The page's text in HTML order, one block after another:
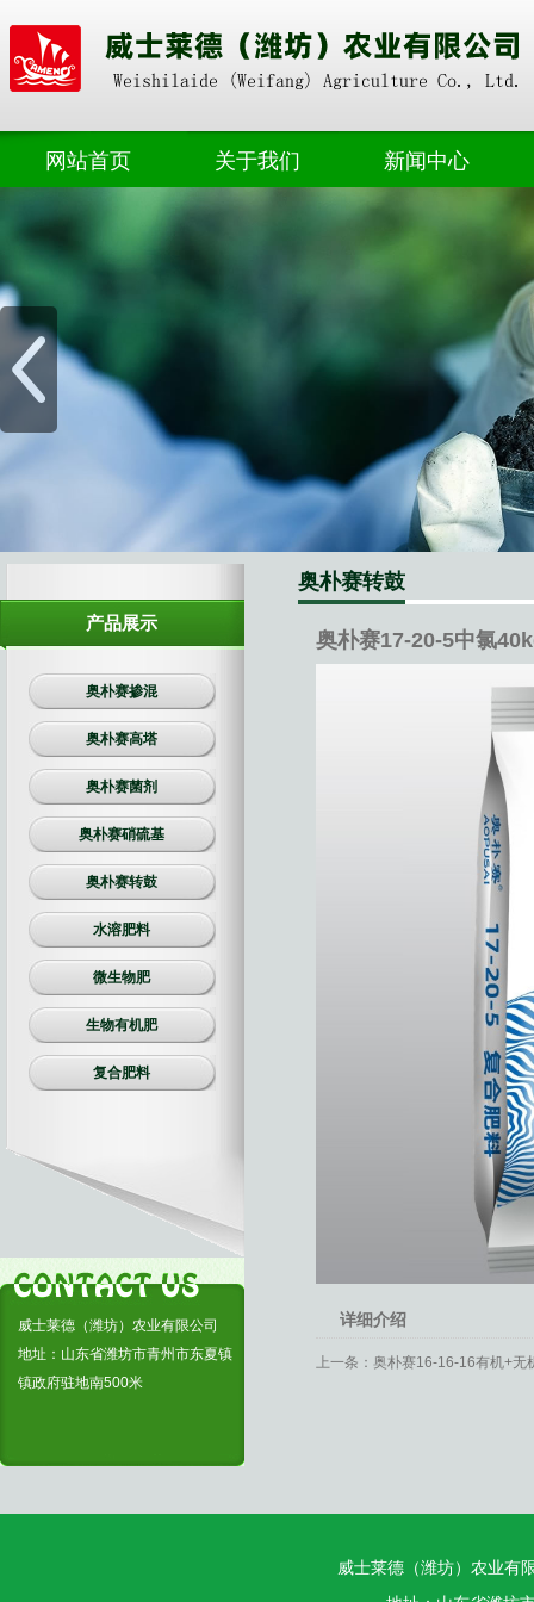
网站首页 关于我们 新闻中心
业界资讯
奥朴赛高塔
奥朴赛菌剂
奥朴赛硝硫基
奥朴赛转鼓
生物有机肥
复合肥料
产品展示
奥朴赛掺混
奥朴赛高塔
奥朴赛菌剂
奥朴赛硝硫基
奥朴赛转鼓
水溶肥料
微生物肥
生物有机肥
复合肥料
威士莱德（潍坊）农业有限公司
地址：山东省潍坊市青州市东夏镇
镇政府驻地南500米
奥朴赛转鼓
奥朴赛17-20-5中氯
详细介绍
上一条： 奥朴赛16-16-16有机+无
威士莱德（潍坊）农业